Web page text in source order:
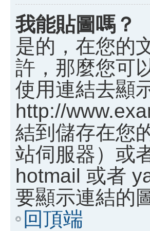
我能貼圖嗎？
是的，在您的
許，那麼您可
使用連結去顯
http://
結到儲存在您
站伺服器）或
hotmail 或者
要顯示連結的
回頂端